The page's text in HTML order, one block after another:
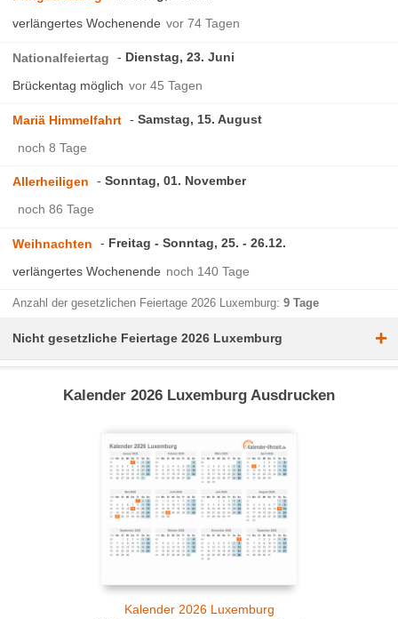
verlängertes Wochenende vor 74 Tagen
Nationalfeiertag
Dienstag, 23. Juni
Brückentag möglich vor 45 Tagen
Mariä Himmelfahrt
Samstag, 15. August
noch 8 Tage
Allerheiligen
Sonntag, 01. November
noch 86 Tage
Weihnachten
Freitag - Sonntag, 25. - 26.12.
verlängertes Wochenende noch 140 Tage
Anzahl der gesetzlichen Feiertage 2026 Luxemburg:9 Tage
Nicht gesetzliche Feiertage 2026 Luxemburg +
Kalender 2026 Luxemburg Ausdrucken
Kalender 2026 Luxemburg